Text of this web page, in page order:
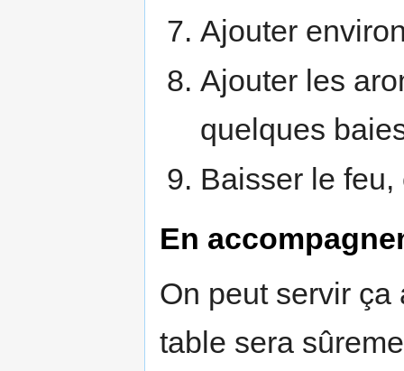
Ajouter
Ajouter les
quelques
Baisser le
En
On peut servir ça
table sera